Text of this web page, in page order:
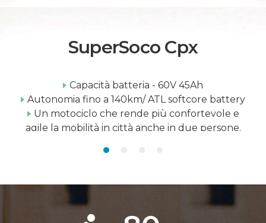
SuperSoco Cpx
Capacità batteria - 60V 45Ah
Autonomia fino a 140km/ ATL softcore battery
Un motociclo che rende più confortevole e
agile la mobilità in città anche in due persone.